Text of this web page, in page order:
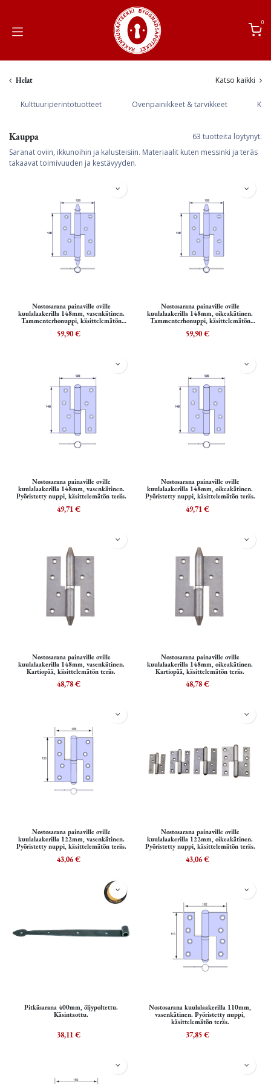
0
Helat Katso kaikki
Kulttuuriperintötuotteet Ovenpainikkeet & tarvikkeet
Kauppa
63 tuotteita löytynyt.
Saranat oviin, ikkunoihin ja kalusteisiin. Materiaalit kuten messinki ja teräs
takaavat toimivuuden ja kestävyyden.
Nostosarana painaville oville
kuulalaakerilla 148mm, vasenkätinen.
Tammenterhonuppi, käsittelemätön
teräs.
59,90€
Nostosarana painaville oville
kuulalaakerilla 148mm, oikeakätinen.
Tammenterhonuppi, käsittelemätön
teräs.
59,90€
Nostosarana painaville oville
kuulalaakerilla 148mm, vasenkätinen.
Pyöristetty nuppi, käsittelemätön teräs.
49,71€
Nostosarana painaville oville
kuulalaakerilla 148mm, oikeakätinen.
Pyöristetty nuppi, käsittelemätön teräs.
49,71€
Nostosarana painaville oville
kuulalaakerilla 148mm, vasenkätinen.
Kartiopää, käsittelemätön teräs.
48,78€
Nostosarana painaville oville
kuulalaakerilla 148mm, oikeakätinen.
Kartiopää, käsittelemätön teräs.
48,78€
Nostosarana painaville oville
kuulalaakerilla 122mm, vasenkätinen.
Pyöristetty nuppi, käsittelemätön teräs.
43,06€
Nostosarana painaville oville
kuulalaakerilla 122mm, oikeakätinen.
Pyöristetty nuppi, käsittelemätön teräs.
43,06€
Pitkäsarana 400mm, öljypoltettu.
Käsintaottu.
38,11€
Nostosarana kuulalaakerilla 110mm,
vasenkätinen. Pyöristetty nuppi,
käsittelemätön teräs.
37,85€